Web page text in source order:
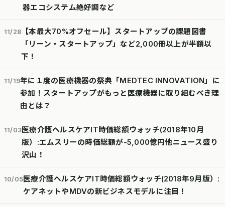
器エコシステム絶好調など
11/28
【本最大70%オフセール】スタートアップの課題図書
「リーン・スタートアップ」など2,000冊以上が半額以
下！
11/19年に１度の医療機器の祭典「MEDTEC INNOVATION」に
参加！スタートアップがもっと医療機器に取り組むべき理
由とは？
11/03医療介護ヘルスケアIT時価総額ウォッチ(2018年10月
版）:エムスリーの時価総額が-5,000億円他ニュース盛り
沢山！
10/05医療介護ヘルスケアIT時価総額ウォッチ(2018年9月版）:
ケアネットやMDVの新ビジネスモデルに注目！